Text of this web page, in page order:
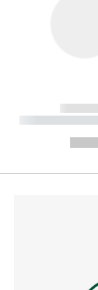
-----------